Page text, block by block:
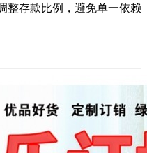
整存款比例，避免单一依赖